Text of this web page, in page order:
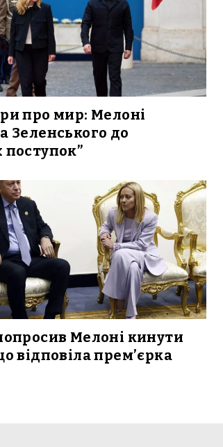
про мир: Мелоні
Зеленського до
Мелоні кинути
відповіла прем’єрка